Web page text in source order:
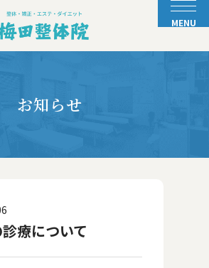
お知らせ
療について